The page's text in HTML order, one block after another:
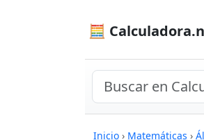
🧮
Inicio › Matemáticas ›